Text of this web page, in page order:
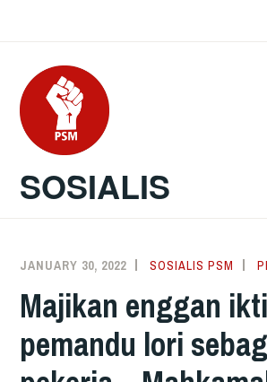
content
SOSIALIS
JANUARY 30, 2022 SOSIALIS PSM
Majikan enggan
pemandu lori